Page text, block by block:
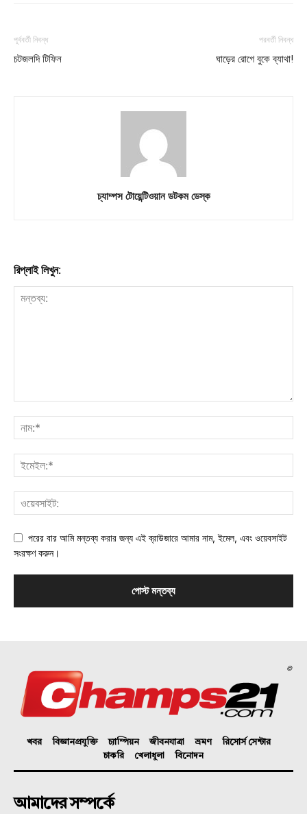
পূর্ববর্তী নিবন্ধ
চটজলদি টিফিন
পরবর্তী নিবন্ধ
ঘাড়ের রোগে বুকে ব্যাথা!
চ্যাম্পস টোয়েন্টিওয়ান ডটকম ডেস্ক
রিপ্লাই লিখুন:
পরের বার আমি মন্তব্য করার জন্য এই ব্রাউজারে আমার নাম, ইমেল, এবং ওয়েবসাইট
সংরক্ষণ করুন।
©
খবর বিজ্ঞানপ্রযুক্তি চ্যাম্পিয়ন জীবনযাত্রা ভ্রমণ
রিসোর্স সেন্টার
চাকরি
খেলাধুলা বিনোদন
আমাদের সম্পর্কে